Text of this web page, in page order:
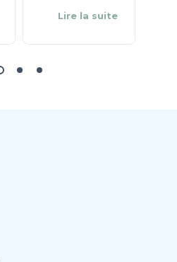
Lire la suite